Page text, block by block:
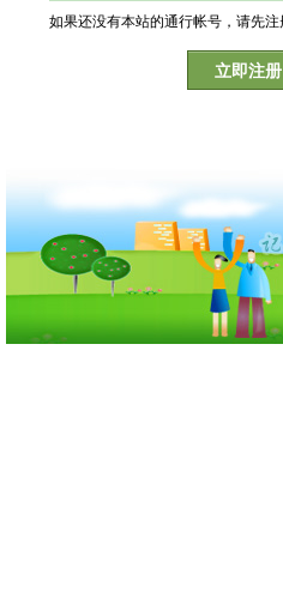
如果还没有本站的通行帐号，请先注
立即注册